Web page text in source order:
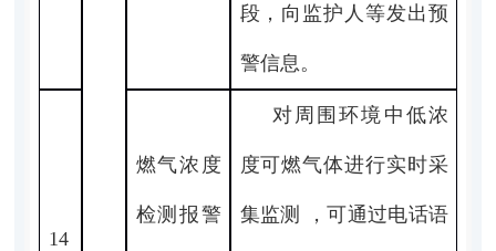
段，向监护人等发出预
警信息。
14
燃气浓度
检测报警
对周围环境中低浓
度可燃气体进行实时采
集监测 ，可通过电话语